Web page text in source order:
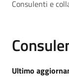
Consulenti e
Ultimo